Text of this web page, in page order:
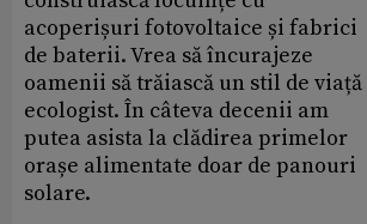
acoperișuri fotovoltaice și fabrici
de baterii. Vrea să încurajeze
oamenii să trăiască un stil de viață
ecologist. În câteva decenii am
putea asista la clădirea primelor
orașe alimentate doar de panouri
solare.